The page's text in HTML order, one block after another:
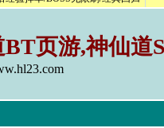
页游,神仙道